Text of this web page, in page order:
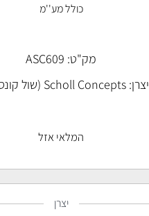
כולל מע''מ
מק"ט: ASC609
יצרן:Scholl Concepts (שול קונספטס)
המלאי אזל
יצרן